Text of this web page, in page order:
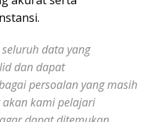
data yang
dan dapat
persoalan yang masih
kami pelajari